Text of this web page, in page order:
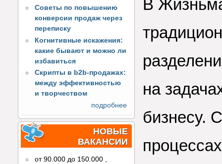
Советы по повышению
конверсии продаж через
переписку
Когнитивные искажения:
какие бывают и можно ли
избавиться
Скрипты в b2b-продажах:
между эффективностью
и творчеством
подробнее
НОВЫЕ
ВАКАНСИИ
от 90.000 до 150.000 ,
В
на
бизнесу.